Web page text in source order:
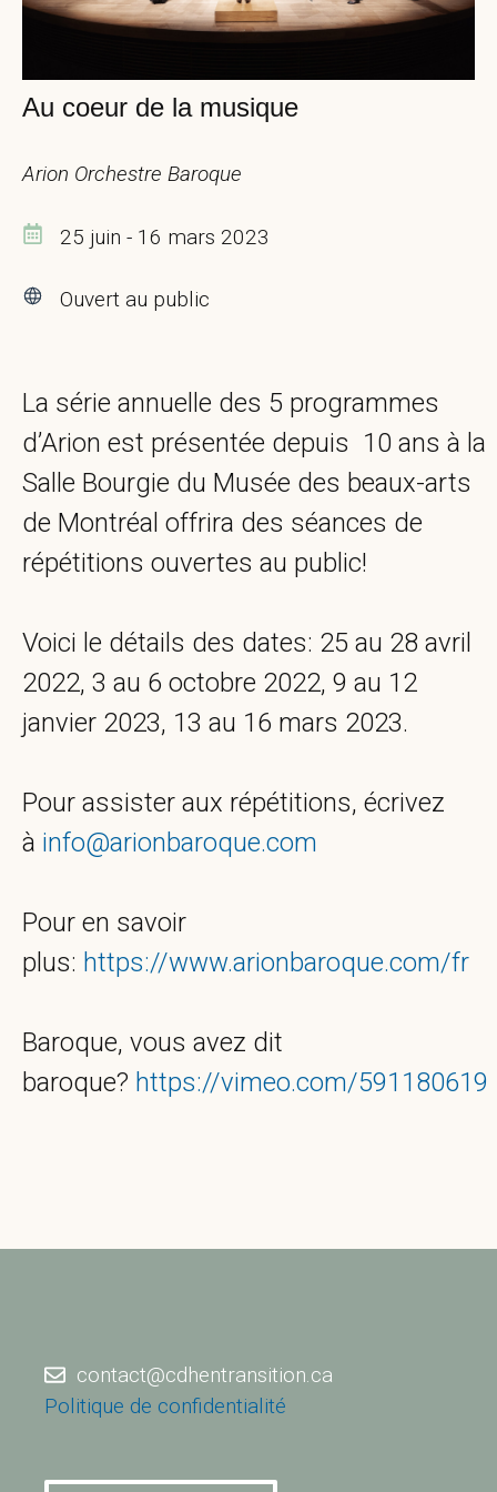
Au coeur de la musique
Arion Orchestre Baroque
25 juin - 16 mars 2023
Ouvert au public
La série annuelle des 5 programmes
d’Arion est présentée depuis 10 ans à la
Salle Bourgie du Musée des beaux-arts
de Montréal offrira des séances de
répétitions ouvertes au public!
Voici le détails des dates: 25 au 28 avril
2022, 3 au 6 octobre 2022, 9 au 12
janvier 2023, 13 au 16 mars 2023.
Pour assister aux répétitions, écrivez
à info@arionbaroque.com
Pour en savoir
plus: https://www.arionbaroque.com/fr
Baroque, vous avez dit
baroque? https://vimeo.com/591180619
contact@cdhentransition.ca
Politique de confidentialité